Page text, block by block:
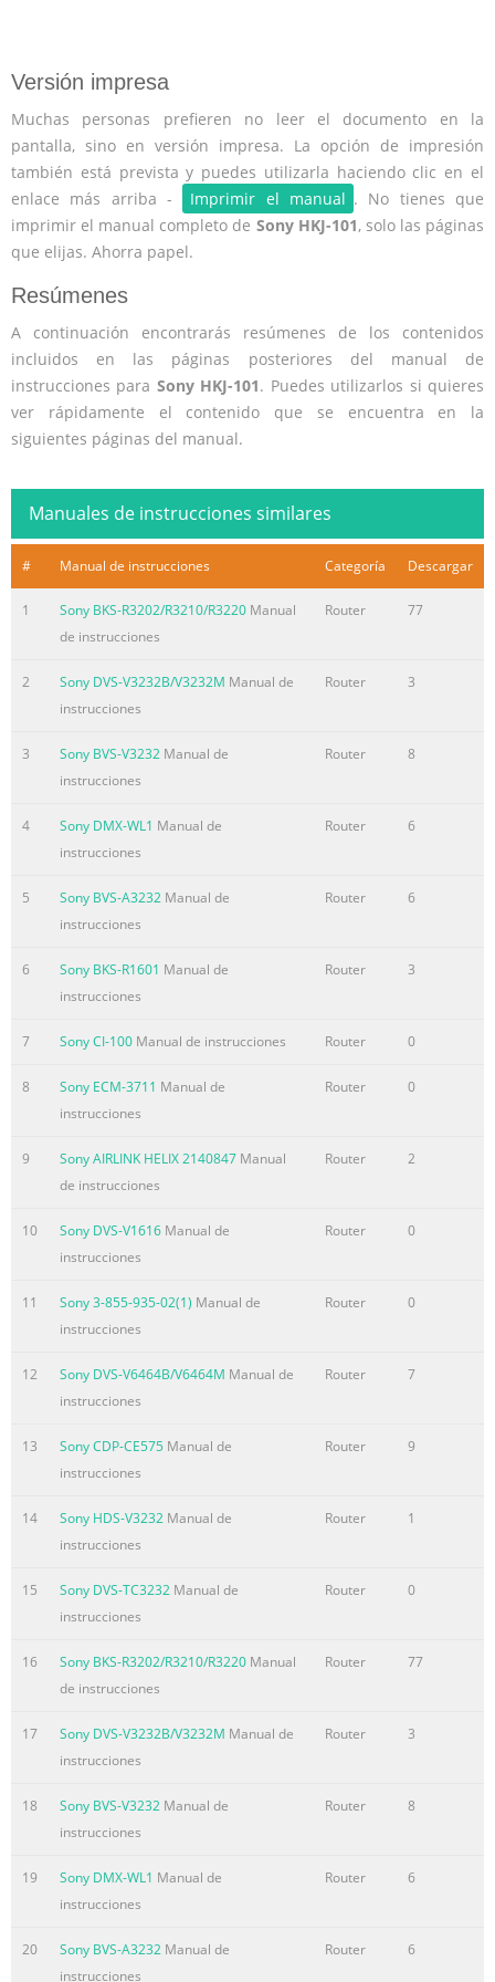
Versión impresa
Muchas personas prefieren no leer el documento en la
pantalla, sino en versión impresa. La opción de impresión
también está prevista y puedes utilizarla haciendo clic en el
enlace más arriba -
Imprimir el manual . No tienes que
imprimir el manual completo de Sony HKJ-101, solo las páginas
que elijas. Ahorra papel.
Resúmenes
A continuación encontrarás resúmenes de los contenidos
incluidos en las páginas posteriores del manual de
instrucciones para Sony HKJ-101. Puedes utilizarlos si quieres
ver rápidamente el contenido que se encuentra en la
siguientes páginas del manual.
Manuales de instrucciones similares
# Manual de instrucciones Categoría Descargar
1 Sony BKS-R3202/R3210/R3220 Manual
de instrucciones
Router 77
2 Sony DVS-V3232B/V3232M Manual de
instrucciones
Router 3
3 Sony BVS-V3232 Manual de
instrucciones
Router 8
4 Sony DMX-WL1 Manual de
instrucciones
Router 6
5 Sony BVS-A3232 Manual de
instrucciones
Router 6
6 Sony BKS-R1601 Manual de
instrucciones
Router 3
7 Sony CI-100 Manual de instrucciones Router 0
8 Sony ECM-3711 Manual de
instrucciones
Router 0
9 Sony AIRLINK HELIX 2140847 Manual
de instrucciones
Router 2
10 Sony DVS-V1616 Manual de
instrucciones
Router 0
11 Sony 3-855-935-02(1) Manual de
instrucciones
Router 0
12 Sony DVS-V6464B/V6464M Manual de
instrucciones
Router 7
13 Sony CDP-CE575 Manual de
instrucciones
Router 9
14 Sony HDS-V3232 Manual de
instrucciones
Router 1
15 Sony DVS-TC3232 Manual de
instrucciones
Router 0
16 Sony BKS-R3202/R3210/R3220 Manual
de instrucciones
Router 77
17 Sony DVS-V3232B/V3232M Manual de
instrucciones
Router 3
18 Sony BVS-V3232 Manual de
instrucciones
Router 8
19 Sony DMX-WL1 Manual de
instrucciones
Router 6
20 Sony BVS-A3232 Manual de
instrucciones
Router 6